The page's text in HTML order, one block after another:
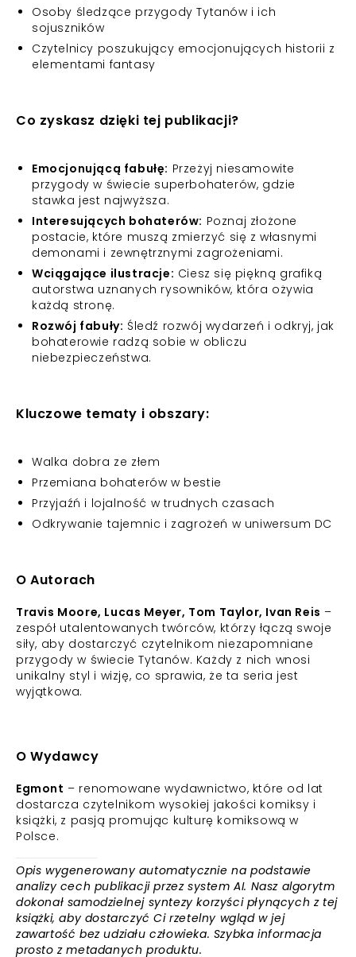
Osoby śledzące przygody Tytanów i ich
sojuszników
Czytelnicy poszukujący emocjonujących historii z
elementami fantasy
Co zyskasz dzięki tej publikacji?
Emocjonującą fabułę: Przeżyj niesamowite
przygody w świecie superbohaterów, gdzie
stawka jest najwyższa.
Interesujących bohaterów: Poznaj złożone
postacie, które muszą zmierzyć się z własnymi
demonami i zewnętrznymi zagrożeniami.
Wciągające ilustracje: Ciesz się piękną grafiką
autorstwa uznanych rysowników, która ożywia
każdą stronę.
Rozwój fabuły: Śledź rozwój wydarzeń i odkryj, jak
bohaterowie radzą sobie w obliczu
niebezpieczeństwa.
Kluczowe tematy i obszary:
Walka dobra ze złem
Przemiana bohaterów w bestie
Przyjaźń i lojalność w trudnych czasach
Odkrywanie tajemnic i zagrożeń w uniwersum DC
O Autorach
Travis Moore, Lucas Meyer, Tom Taylor, Ivan Reis –
zespół utalentowanych twórców, którzy łączą swoje
siły, aby dostarczyć czytelnikom niezapomniane
przygody w świecie Tytanów. Każdy z nich wnosi
unikalny styl i wizję, co sprawia, że ta seria jest
wyjątkowa.
O Wydawcy
Egmont – renomowane wydawnictwo, które od lat
dostarcza czytelnikom wysokiej jakości komiksy i
książki, z pasją promując kulturę komiksową w
Polsce.
Opis wygenerowany automatycznie na podstawie
analizy cech publikacji przez system AI. Nasz algorytm
dokonał samodzielnej syntezy korzyści płynących z tej
książki, aby dostarczyć Ci rzetelny wgląd w jej
zawartość bez udziału człowieka. Szybka informacja
prosto z metadanych produktu.